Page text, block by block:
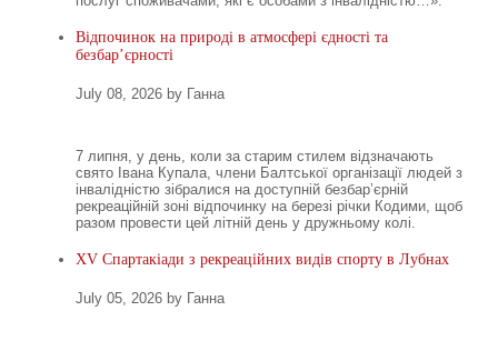
Відпочинок на природі в атмосфері єдності та
безбар’єрності
July 08, 2026 by Ганна
7 липня, у день, коли за старим стилем відзначають
свято Івана Купала, члени Балтської організації людей з
інвалідністю зібралися на доступній безбар’єрній
рекреаційній зоні відпочинку на березі річки Кодими, щоб
разом провести цей літній день у дружньому колі.
XV Спартакіади з рекреаційних видів спорту в Лубнах
July 05, 2026 by Ганна